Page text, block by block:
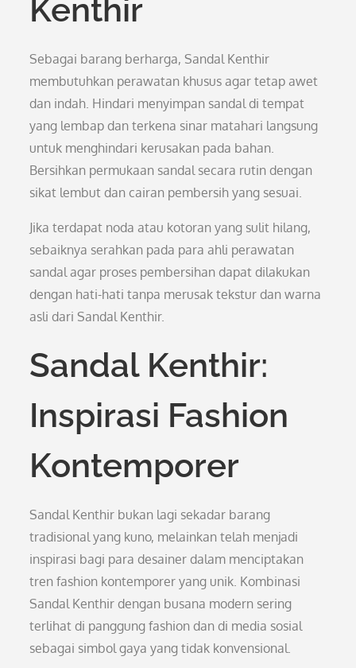
Kenthir
Sebagai barang berharga, Sandal Kenthir
membutuhkan perawatan khusus agar tetap awet
dan indah. Hindari menyimpan sandal di tempat
yang lembap dan terkena sinar matahari langsung
untuk menghindari kerusakan pada bahan.
Bersihkan permukaan sandal secara rutin dengan
sikat lembut dan cairan pembersih yang sesuai.
Jika terdapat noda atau kotoran yang sulit hilang,
sebaiknya serahkan pada para ahli perawatan
sandal agar proses pembersihan dapat dilakukan
dengan hati-hati tanpa merusak tekstur dan warna
asli dari Sandal Kenthir.
Sandal Kenthir:
Inspirasi Fashion
Kontemporer
Sandal Kenthir bukan lagi sekadar barang
tradisional yang kuno, melainkan telah menjadi
inspirasi bagi para desainer dalam menciptakan
tren fashion kontemporer yang unik. Kombinasi
Sandal Kenthir dengan busana modern sering
terlihat di panggung fashion dan di media sosial
sebagai simbol gaya yang tidak konvensional.